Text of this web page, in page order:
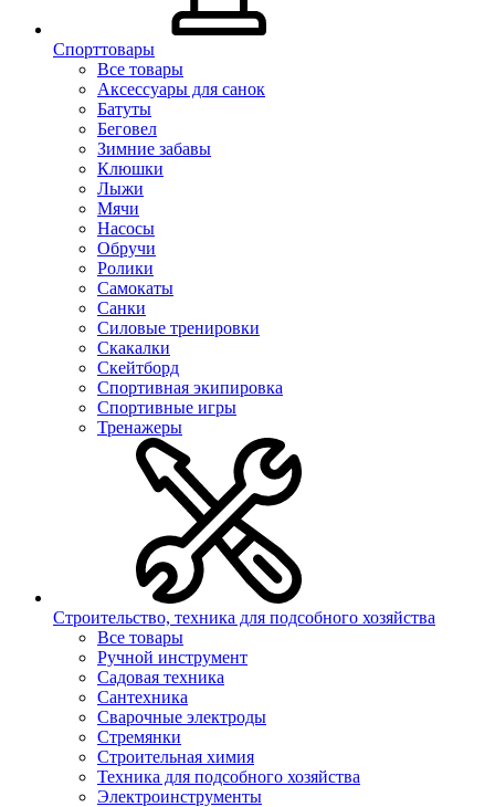
Спорттовары
Все товары
Аксессуары для санок
Батуты
Беговел
Зимние забавы
Клюшки
Лыжи
Мячи
Насосы
Обручи
Ролики
Самокаты
Санки
Силовые тренировки
Скакалки
Скейтборд
Спортивная экипировка
Спортивные игры
Тренажеры
Строительство, техника для подсобного хозяйства
Все товары
Ручной инструмент
Садовая техника
Сантехника
Сварочные электроды
Стремянки
Строительная химия
Техника для подсобного хозяйства
Электроинструменты